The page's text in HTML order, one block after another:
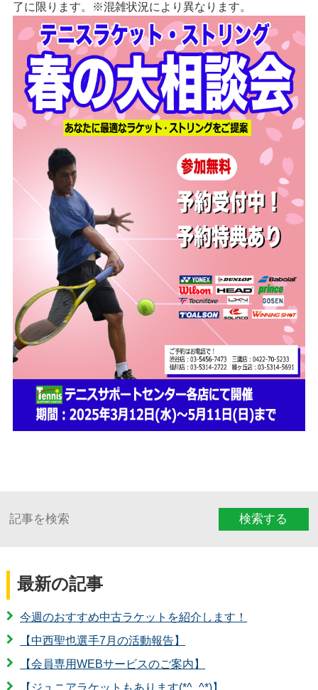
了に限ります。※混雑状況により異なります。
検索する
最新の記事
今週のおすすめ中古ラケットを紹介します！
【中西聖也選手7月の活動報告】
【会員専用WEBサービスのご案内】
【ジュニアラケットもあります(*^_^*)】